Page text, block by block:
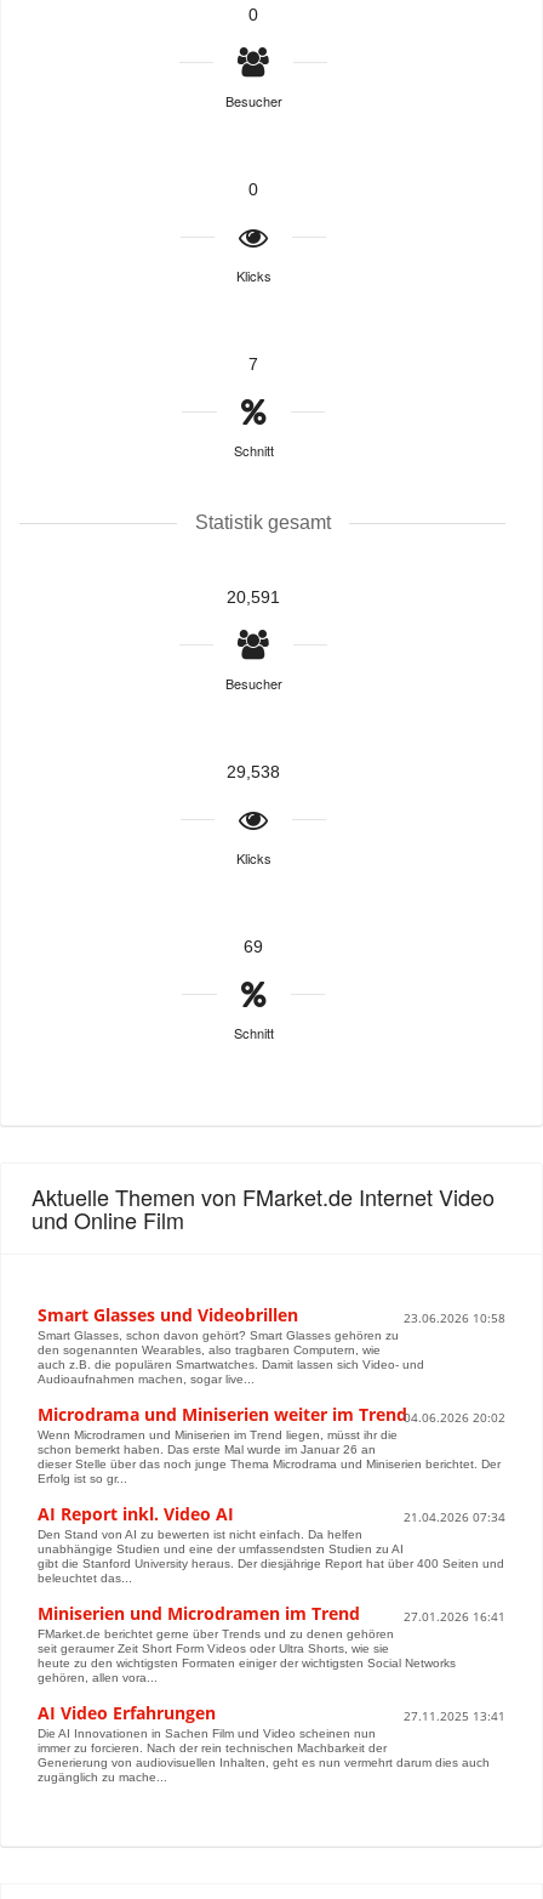
0
Besucher
0
Klicks
7
Schnitt
Statistik gesamt
20,591
Besucher
29,538
Klicks
69
Schnitt
Aktuelle Themen von FMarket.de Internet Video
und Online Film
Smart Glasses und Videobrillen 23.06.2026 10:58
Smart Glasses, schon davon gehört? Smart Glasses gehören zu
den sogenannten Wearables, also tragbaren Computern, wie
auch z.B. die populären Smartwatches. Damit lassen sich Video- und
Audioaufnahmen machen, sogar live...
Microdrama und Miniserien weiter im Trend04.06.2026 20:02
Wenn Microdramen und Miniserien im Trend liegen, müsst ihr die
schon bemerkt haben. Das erste Mal wurde im Januar 26 an
dieser Stelle über das noch junge Thema Microdrama und Miniserien berichtet. Der
Erfolg ist so gr...
AI Report inkl. Video AI 21.04.2026 07:34
Den Stand von AI zu bewerten ist nicht einfach. Da helfen
unabhängige Studien und eine der umfassendsten Studien zu AI
gibt die Stanford University heraus. Der diesjährige Report hat über 400 Seiten und
beleuchtet das...
Miniserien und Microdramen im Trend 27.01.2026 16:41
FMarket.de berichtet gerne über Trends und zu denen gehören
seit geraumer Zeit Short Form Videos oder Ultra Shorts, wie sie
heute zu den wichtigsten Formaten einiger der wichtigsten Social Networks
gehören, allen vora...
AI Video Erfahrungen 27.11.2025 13:41
Die AI Innovationen in Sachen Film und Video scheinen nun
immer zu forcieren. Nach der rein technischen Machbarkeit der
Generierung von audiovisuellen Inhalten, geht es nun vermehrt darum dies auch
zugänglich zu mache...